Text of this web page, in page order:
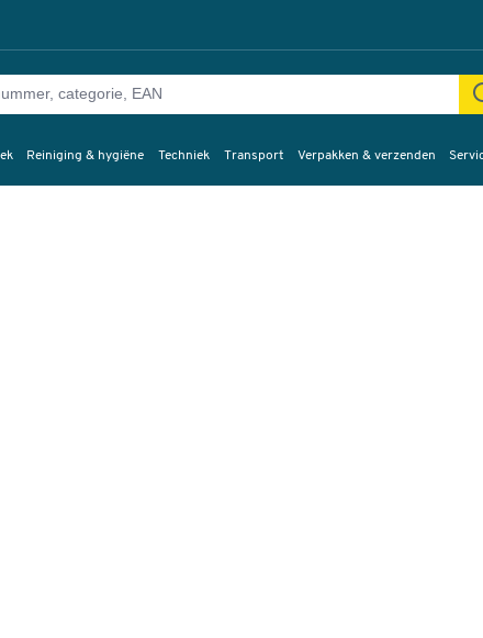
Reiniging & hygiëne Techniek Transport Verpakken & verzenden